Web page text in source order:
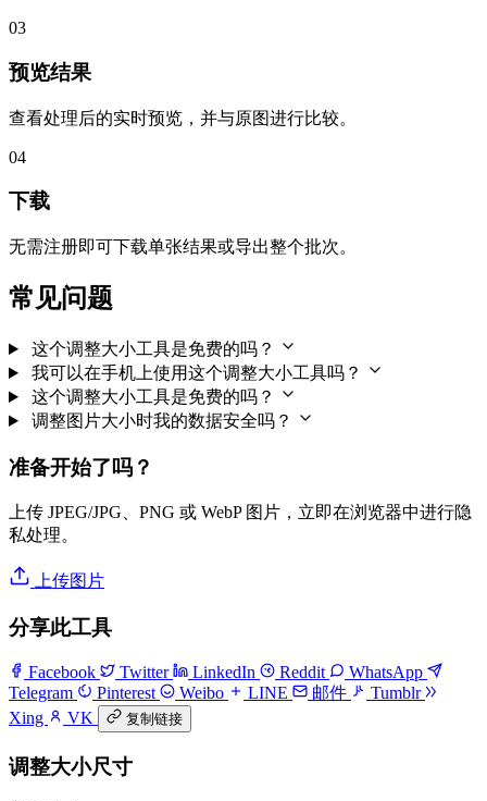
03
预览结果
查看处理后的实时预览，并与原图进行比较。
04
下载
无需注册即可下载单张结果或导出整个批次。
常见问题
这个调整大小工具是免费的吗？
我可以在手机上使用这个调整大小工具吗？
这个调整大小工具是免费的吗？
调整图片大小时我的数据安全吗？
准备开始了吗？
上传 JPEG/JPG、PNG 或 WebP 图片，立即在浏览器中进行隐
私处理。
上传图片
分享此工具
Facebook Twitter LinkedIn Reddit
WhatsApp
Telegram
Pinterest Weibo LINE 邮件
Tumblr
Xing
VK 复制链接
调整大小尺寸